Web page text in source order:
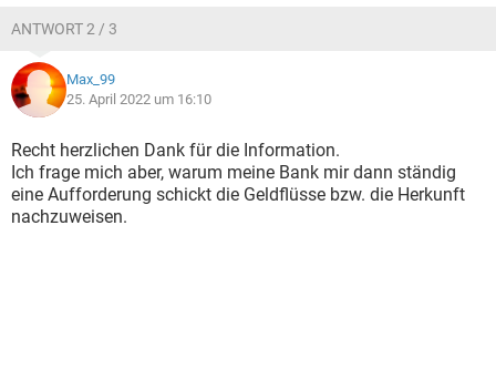
ANTWORT 2 / 3
Max_99
25. April 2022 um 16:10
Recht herzlichen Dank für die Information.
Ich frage mich aber, warum meine Bank mir dann ständig
eine Aufforderung schickt die Geldflüsse bzw. die Herkunft
nachzuweisen.